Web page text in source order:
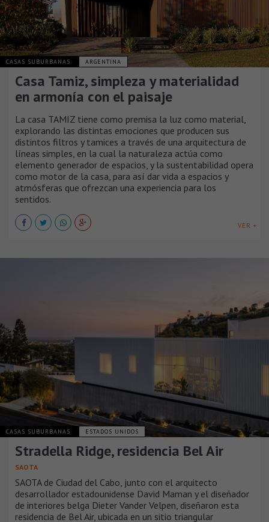
CASAS SUBURBANAS ARGENTINA
Casa Tamiz, simpleza y materialidad
en armonía con el paisaje
La casa TAMIZ tiene como premisa la luz como material,
explorando las distintas emociones que producen sus
distintos filtros y tamices a través de una arquitectura de
líneas simples, en la cual la naturaleza actúa como
elemento generador de espacios, y la sustentabilidad opera
como motor de la casa, para así dar vida a espacios y
atmósferas que ofrezcan una experiencia para los
sentidos.
VER +
CASAS SUBURBANAS ESTADOS UNIDOS
Stradella Ridge, residencia Bel Air
SAOTA
SAOTA de Ciudad del Cabo, junto con el arquitecto
desarrollador estadounidense David Maman y el diseñador
de interiores belga Dieter Vander Velpen, diseñaron esta
residencia de Bel Air, ubicada en un sitio triangular